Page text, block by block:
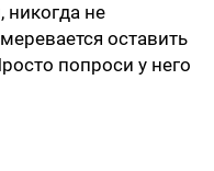
никогда не
оставить
попроси у него